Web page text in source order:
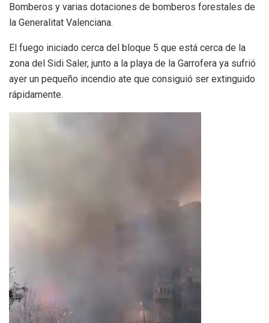
Bomberos y varias dotaciones de bomberos forestales de
la Generalitat Valenciana.
El fuego iniciado cerca del bloque 5 que está cerca de la
zona del Sidi Saler, junto a la playa de la Garrofera ya sufrió
ayer un pequeño incendio ate que consiguió ser extinguido
rápidamente.